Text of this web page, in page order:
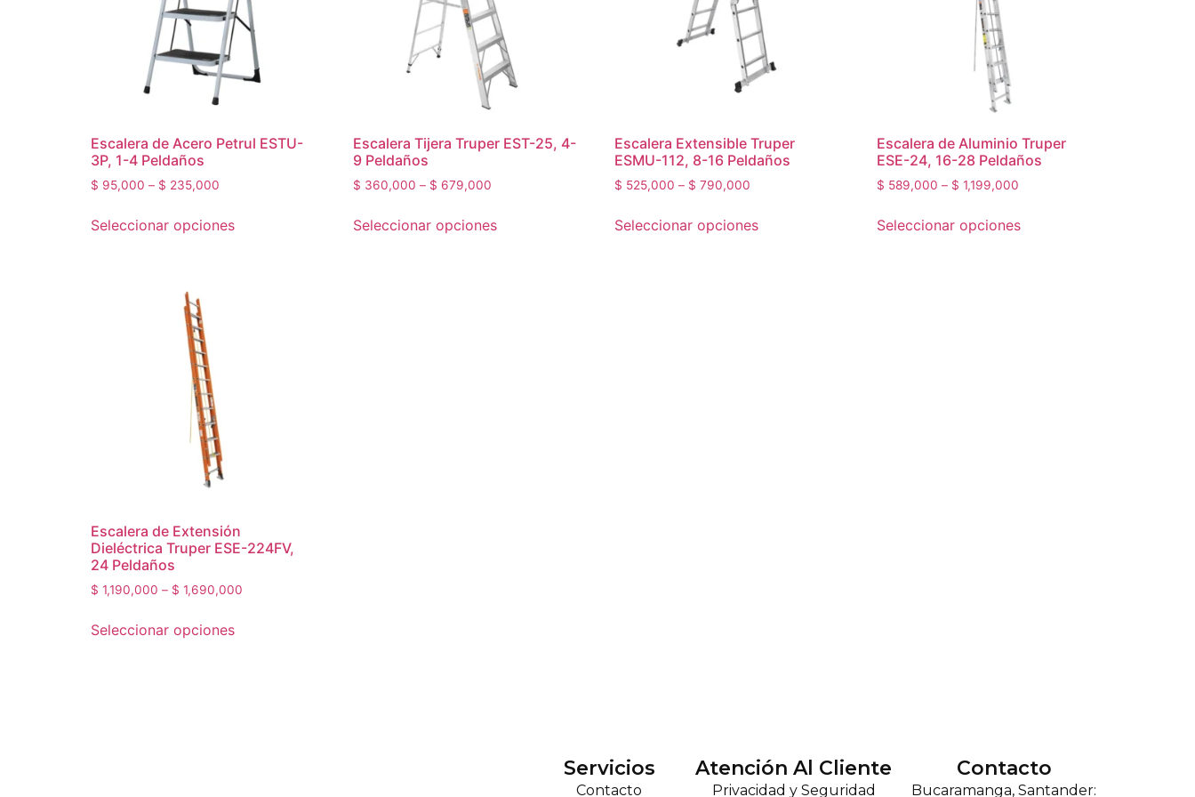
Escalera de Acero Petrul ESTU-
3P, 1-4 Peldaños
$ 95,000 – $ 235,000
Seleccionar opciones
Escalera Tijera Truper EST-25, 4-
9 Peldaños
$ 360,000 – $ 679,000
Seleccionar opciones
Escalera Extensible Truper
ESMU-112, 8-16 Peldaños
$ 525,000 – $ 790,000
Seleccionar opciones
Escalera de Aluminio Truper
ESE-24, 16-28 Peldaños
$ 589,000 – $ 1,199,000
Seleccionar opciones
Escalera de Extensión
Dieléctrica Truper ESE-224FV,
24 Peldaños
$ 1,190,000 – $ 1,690,000
Seleccionar opciones
Servicios
Contacto
Atención Al Cliente
Privacidad y Seguridad
Contacto
Bucaramanga, Santander: